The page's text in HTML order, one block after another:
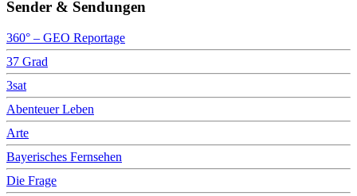
Sender & Sendungen
360° – GEO Reportage
37 Grad
3sat
Abenteuer Leben
Arte
Bayerisches Fernsehen
Die Frage